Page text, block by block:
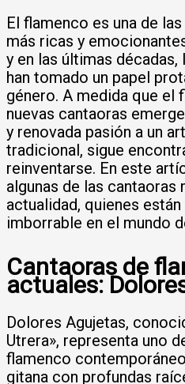
El flamenco es una de
más ricas y
y en las últimas
han tomado un papel
género. A medida que el
nuevas cantaoras
y renovada pasión a un
tradicional, sigue
reinventarse. En este
algunas de las cantaoras
actualidad, quienes están
imborrable en el mundo
Cantaoras de
actuales:
Dolores Agujetas,
Utrera», representa uno
flamenco
gitana con profundas